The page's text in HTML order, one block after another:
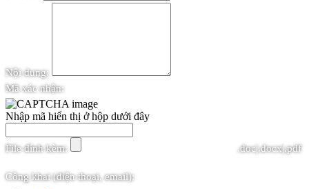
Nội dung:
Mã xác nhận:
Nhập mã hiển thị ở hộp dưới đây
File đính kèm: .doc|.docx|.pdf
Công khai (điện thoại, email):